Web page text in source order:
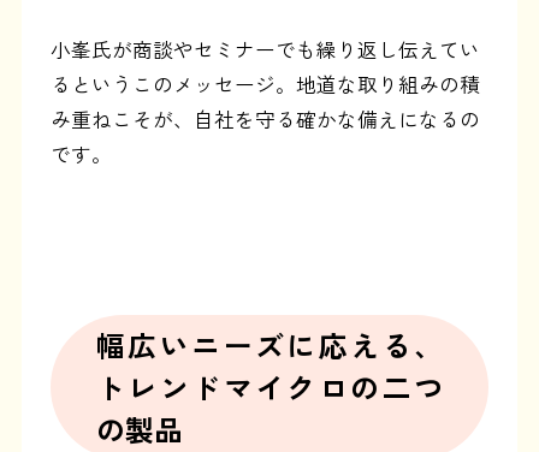
小峯氏が商談やセミナーでも繰り返し伝えてい
るというこのメッセージ。地道な取り組みの積
み重ねこそが、自社を守る確かな備えになるの
です。
幅広いニーズに応える、
トレンドマイクロの二つ
の製品